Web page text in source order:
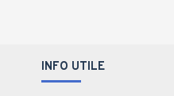
INFO UTILE